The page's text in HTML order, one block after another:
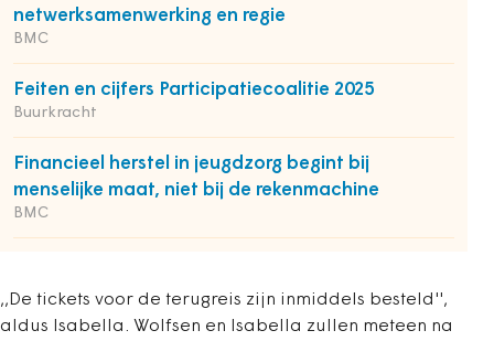
netwerksamenwerking en regie
BMC
Feiten en cijfers Participatiecoalitie 2025
Buurkracht
Financieel herstel in jeugdzorg begint bij
menselijke maat, niet bij de rekenmachine
BMC
,,De tickets voor de terugreis zijn inmiddels besteld'',
aldus Isabella. Wolfsen en Isabella zullen meteen na